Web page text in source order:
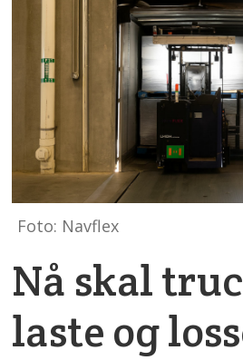
Foto: Navflex
Nå skal
laste og